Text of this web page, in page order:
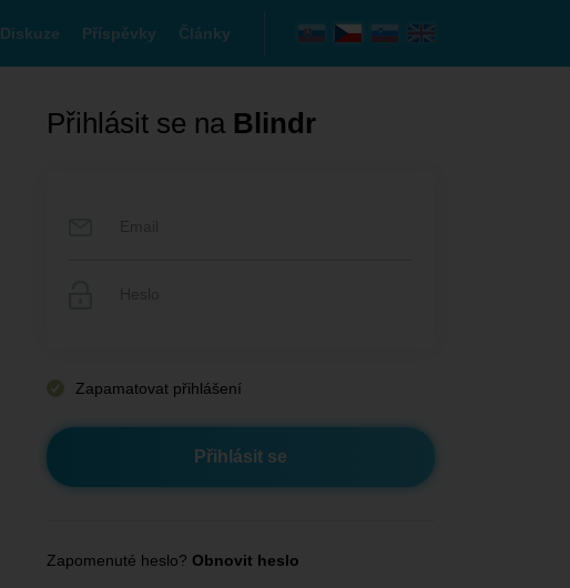
Diskuze Příspěvky Články
Přihlásit se na Blindr
Zapamatovat přihlášení
Zapomenuté heslo? Obnovit heslo